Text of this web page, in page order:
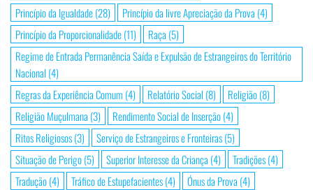
Princípio da Igualdade(28) Princípio da livre Apreciação da Prova (4)
Princípio da Proporcionalidade(11) Raça (5)
Regime de Entrada Permanência Saída e Expulsão de Estrangeiros do Território
Nacional (4)
Regras da Experiência Comum (4) Relatório Social (8) Religião(8)
Religião Muçulmana (3) Rendimento Social de Inserção(4)
Ritos Religiosos(3) Serviço de Estrangeiros e Fronteiras(5)
Situação de Perigo(5) Superior Interesse da Criança (4) Tradições(4)
Tradução(4) Tráfico de Estupefacientes(4) Ónus da Prova (4)